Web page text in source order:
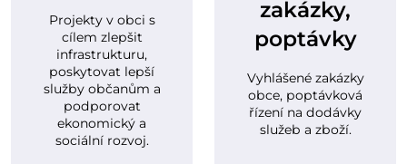
Projekty v obci s
cílem zlepšit
infrastrukturu,
poskytovat lepší
služby občanům a
podporovat
ekonomický a
sociální rozvoj.
zakázky,
poptávky
Vyhlášené zakázky
obce, poptávková
řízení na dodávky
služeb a zboží.